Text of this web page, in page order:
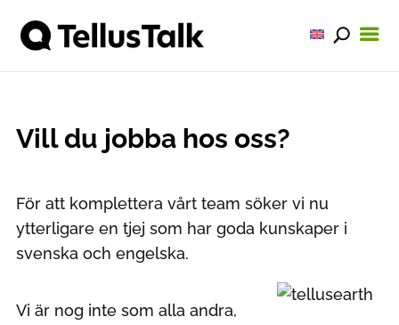
Vill du jobba hos oss?
För att komplettera vårt team söker vi nu
ytterligare en tjej som har goda kunskaper i
svenska och engelska.
Vi är nog inte som alla andra,